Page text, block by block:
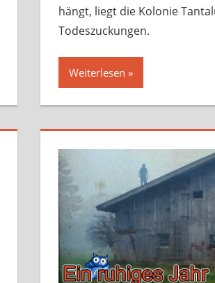
hängt, liegt die Kolonie
Todeszuckungen.
Weiterlesen